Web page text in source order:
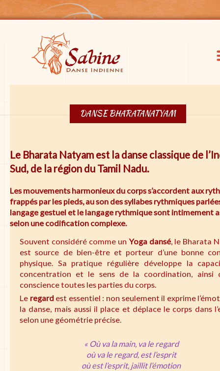
DANSE BHARATANATYAM
Le Bharata Natyam est la danse classique de
Sud, de la région du Tamil Nadu.
Les mouvements harmonieux du corps s’accordent aux
frappés par les pieds, au son des syllabes rythmiques
langage gestuel et le langage rythmique sont intimement
selon une codification complexe.
Souvent considéré comme unYoga dansé, le Bharata
est source de bien-être et porteur d’une bonne
physique. Sa pratique régulière développe la
concentration et le sens de la coordination, ainsi
conscience toutes les parties du corps.
Le regardest essentiel : non seulement il exprime
la danse, mais aussi il place et déplace le corps dans
selon une géométrie précise.
« Où va la main, va le regard
où va le regard, est l’esprit
où est l’esprit, jaillit l’émotion